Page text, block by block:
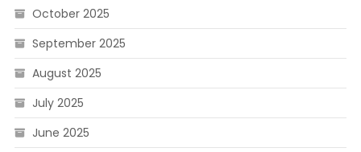
October 2025
September 2025
August 2025
July 2025
June 2025